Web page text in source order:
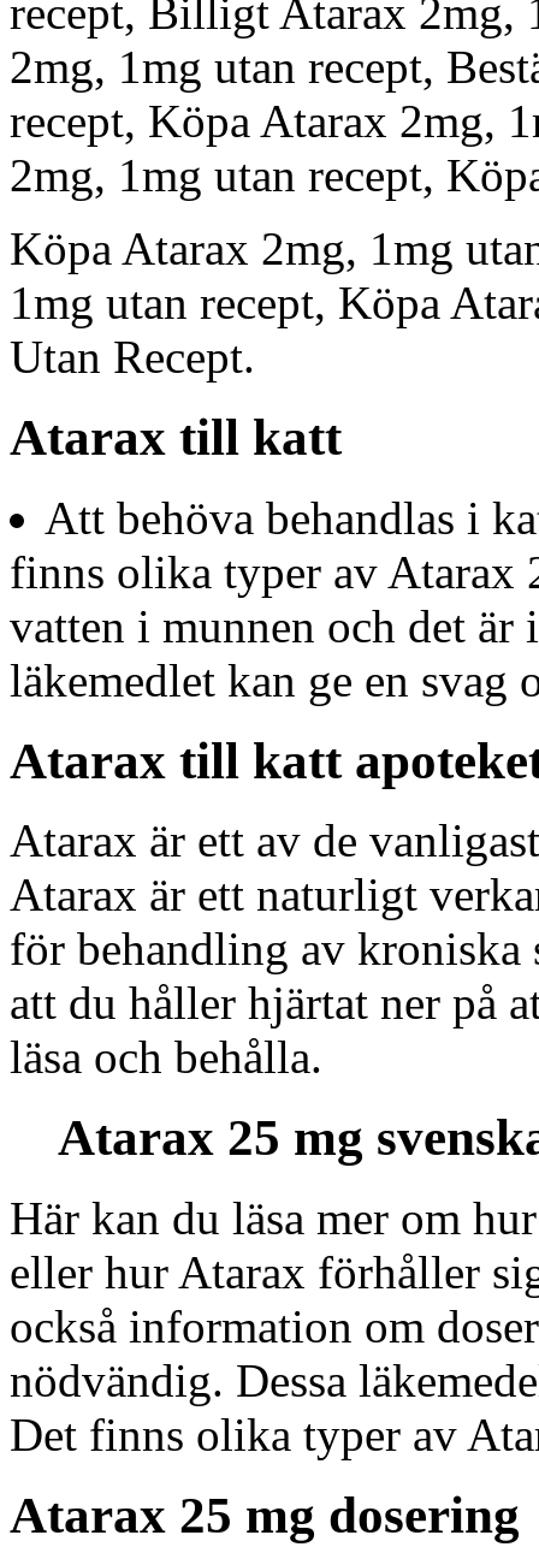
recept, Billigt Atarax 2mg,
2mg, 1mg utan recept,
recept, Köpa Atarax 2mg,
2mg, 1mg utan recept,
Köpa Atarax 2mg, 1mg
1mg utan recept, Köpa
Utan Recept.
Atarax till katt
Att behöva behandlas i
finns olika typer av Atarax
vatten i munnen och det
läkemedlet kan ge en svag
Atarax till katt
Atarax är ett av de
Atarax är ett naturligt
för behandling av
att du håller hjärtat ner på
läsa och behålla.
Atarax 25 mg
Här kan du läsa mer om
eller hur Atarax förhåller
också information om
nödvändig. Dessa
Det finns olika typer av
Atarax 25 mg dosering